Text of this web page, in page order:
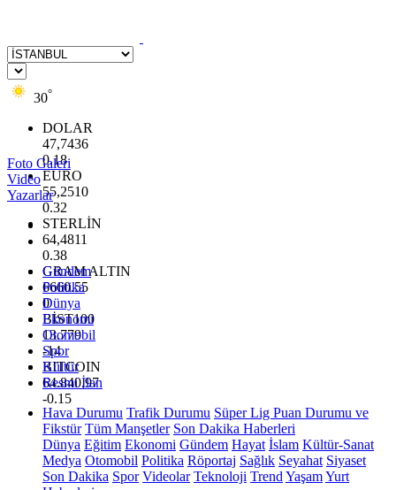
30°
DOLAR
47,7436
0.18
EURO
55,2510
0.32
STERLİN
64,4811
0.38
GRAM ALTIN
6660.55
0
BİST100
13.779
-14
BITCOIN
64.840,97
-0.15
Foto Galeri
Video
Yazarlar
Gündem
Politika
Dünya
Ekonomi
Otomobil
Spor
Kültür
Resmi İlan
Hava Durumu Trafik Durumu Süper Lig Puan Durumu ve
Fikstür Tüm Manşetler Son Dakika Haberleri
Dünya Eğitim Ekonomi Gündem Hayat İslam Kültür-Sanat
Medya Otomobil Politika Röportaj Sağlık Seyahat Siyaset
Son Dakika Spor Videolar Teknoloji Trend YaşamYurt